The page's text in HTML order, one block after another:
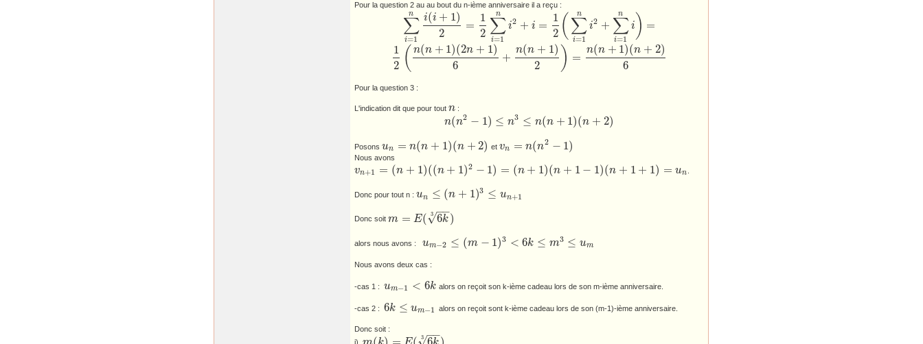
Pour la question 2 au au bout du n-ième anniversaire il a reçu :
∑
i=1
n i(i + 1)
2
=
1
2 ∑
i=1
n
i2 + i =
1
2 ( ∑
i=1
n
i2 + ∑
i=1
n
i ) =
∑i= 1ni( +1) =1 ∑i= ni2 +i= 12 ∑i= 1 +∑ =1 )=
1
2 ( n(n + 1)(2n + 1)
6
+
n(n + 1)
2
) =
n(n + 1)(n + 2)
6
12(n(n+1)(2 n+1 6+n(n+1)2)=n n+ 1)(n +2)6
Pour la question 3 :
L'indication dit que pour tout n
n :
n(n2 − 1) ≤ n3 ≤ n(n + 1)(n + 2)
n n2− 1)≤ 3≤n (n+ 1)( n+2 )
Posons un = n(n + 1)(n + 2)
un= (n+ 1)( n+2 ) et vn = n(n2 − 1)
vn= n(n 2−1)
Nous avons
vn+1 = (n + 1)((n + 1)2 − 1) = (n + 1)(n + 1 − 1)(n + 1 + 1) = un
vn+1= n+1 )( (n+ 1)2 −1) = ( n+1)(n +1 −1 (n+ 1+ )=u n
Donc pour tout n : un ≤ (n + 1)3 ≤ un+1
un≤ n+1 ) 3≤u n+ 1
Donc soit m = E( 6k
−−
√
3 )
m= E(6 k3)
alors nous avons : um−2 ≤ (m − 1)3 < 6k ≤ m3 ≤ um
um−2≤( m−1 )3<6k ≤m 3≤um
Nous avons deux cas :
-cas 1 : um−1 < 6k
um−1< k alors on reçoit son k-ième cadeau lors de son m-ième anniversaire.
-cas 2 : 6k ≤ um−1
6k≤ um− 1 alors on reçoit sont k-ième cadeau lors de son (m-1)-ième anniversaire.
Donc soit :
i)
−−
√
3